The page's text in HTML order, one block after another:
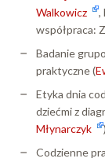
Walkowicz
,
współpraca:
Badanie
praktyczne (
Etyka dnia
dziećmi z
Młynarczyk
Codzienne